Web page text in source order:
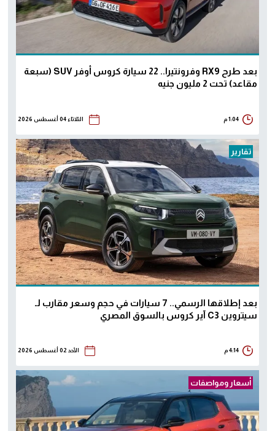
بعد طرح RX9 وفرونتيرا.. 22 سيارة كروس أوفر SUV (سبعة
مقاعد) تحت 2 مليون جنيه
1:04 م الثلاثاء 04 أغسطس 2026
تقارير
بعد إطلاقها الرسمي.. 7 سيارات في حجم وسعر مقارب لـ
سيتروين C3 آير كروس بالسوق المصري
4:14 م الأحد 02 أغسطس 2026
أسعار ومواصفات